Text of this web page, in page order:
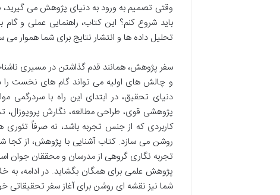
وقتی تصمیم به ورود به دنیای پژوهش می
باید شروع کنم؟ این کتاب، راهنمایی عملی و
تحلیل داده ها و انتشار نتایج برای شما هموار می
سفر پژوهش، همانند قدم گذاشتن در مسیری
و چالش های اولیه می تواند گام های نخست را
دنیای تحقیق، در ابتدای این راه با
پژوهشی قوی، طراحی مطالعه، نگارش پروپوزال،
کاربردی که از جنس تجربه باشد، نه صرفاً
روشن می سازد. کتاب آشنایی با پژوهش، از کجا
تجربه نگاری گروهی از مدرسان و محققان جوان
پژوهش علمی برای همگان بگشاید. در ادامه، به
شما نیز نقشه ای روشن برای آغاز سفر تحقیقاتی